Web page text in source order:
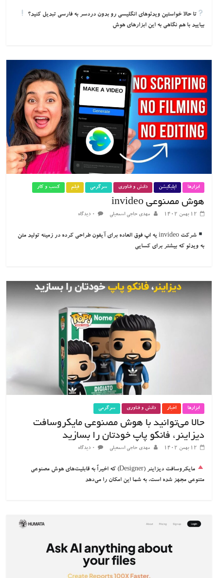
تا حالا خواستین ویدئوهای انگلیسی رو بدون دردسر به فارسی تبدیل کنید؟
بیایید با هم نگاهی به این ابزارهای هوش
ابزارها اپلیکیشن دانش و فناوری سرگرمی فیلم کسب و کار
هوش مصنوعی invideo
۱۲ بهمن ۱۴۰۲ مهدی حاجی اسمعیلی ۰ دیدگاه
شرکت invideo یه اپ فوق العاده برای آیفون طراحی کرده در زمینه تولید متن
به ویدئو که بیشتر برای کسایی
ابزارها اخبار دانش و فناوری سرگرمی
حالا می‌توانید با هوش مصنوعی مایکروسافت
دیزاینر، فانکو پاپ خودتان را بسازید
۱۲ بهمن ۱۴۰۲ مهدی حاجی اسمعیلی ۰ دیدگاه
مایکروسافت دیزاینر (Designer) که اخیراً به قابلیت‌های هوش مصنوعی
متنوعی مجهز شده است، به شما این امکان را می‌دهد